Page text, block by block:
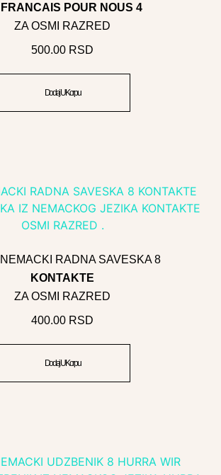
FRANCAIS POUR NOUS 4
ZA OSMI RAZRED
500.00 RSD
Dodaj U Korpu
RADNA SAVESKA 8
KONTAKTE
ZA OSMI RAZRED
400.00 RSD
Dodaj U Korpu